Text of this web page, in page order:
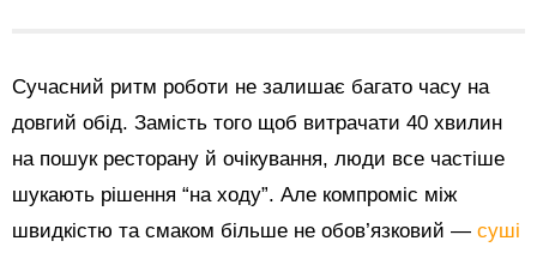
Сучасний ритм роботи не залишає багато часу на
довгий обід. Замість того щоб витрачати 40 хвилин
на пошук ресторану й очікування, люди все частіше
шукають рішення “на ходу”. Але компроміс між
швидкістю та смаком більше не обов’язковий — суші